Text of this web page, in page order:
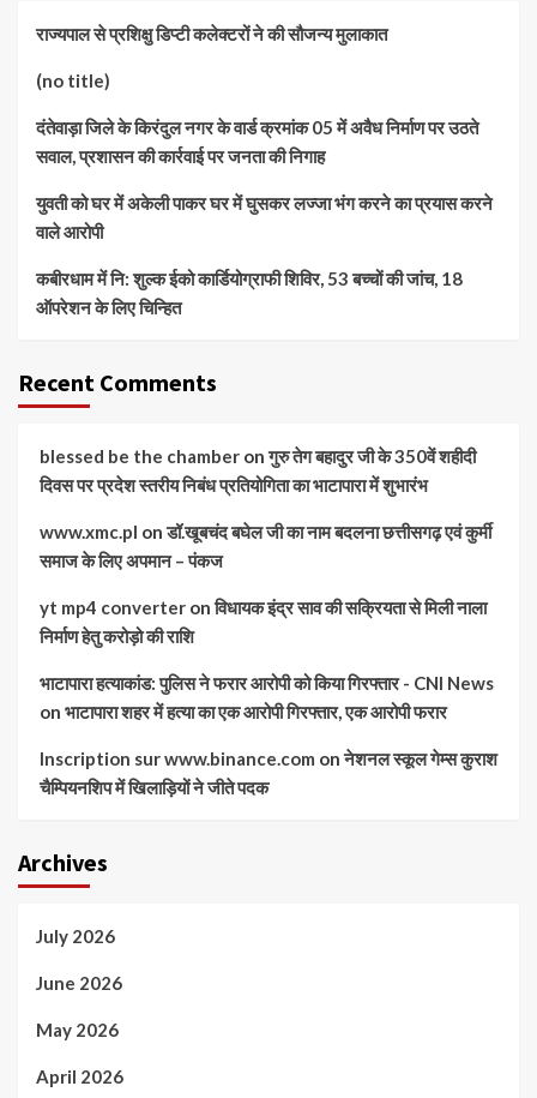
राज्यपाल से प्रशिक्षु डिप्टी कलेक्टरों ने की सौजन्य मुलाकात
(no title)
दंतेवाड़ा जिले के किरंदुल नगर के वार्ड क्रमांक 05 में अवैध निर्माण पर उठते
सवाल, प्रशासन की कार्रवाई पर जनता की निगाह
युवती को घर में अकेली पाकर घर में घुसकर लज्जा भंग करने का प्रयास करने
वाले आरोपी
कबीरधाम में नि: शुल्क ईको कार्डियोग्राफी शिविर, 53 बच्चों की जांच, 18
ऑपरेशन के लिए चिन्हित
Recent Comments
blessed be the chamber onगुरु तेग बहादुर जी के 350वें शहीदी
दिवस पर प्रदेश स्तरीय निबंध प्रतियोगिता का भाटापारा में शुभारंभ
www.xmc.pl onडॉ.खूबचंद बघेल जी का नाम बदलना छत्तीसगढ़ एवं कुर्मी
समाज के लिए अपमान – पंकज
yt mp4 converter onविधायक इंद्र साव की सक्रियता से मिली नाला
निर्माण हेतु करोड़ो की राशि
भाटापारा हत्याकांड: पुलिस ने फरार आरोपी को किया गिरफ्तार - CNI News
on भाटापारा शहर में हत्या का एक आरोपी गिरफ्तार, एक आरोपी फरार
Inscription sur www.binance.com onनेशनल स्कूल गेम्स कुराश
चैम्पियनशिप में खिलाड़ियों ने जीते पदक
Archives
July 2026
June 2026
May 2026
April 2026